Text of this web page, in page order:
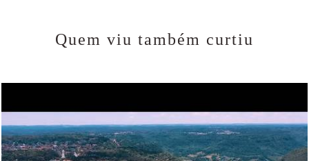
Quem viu também curtiu